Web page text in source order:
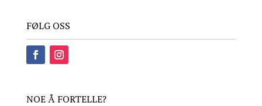
FØLG OSS
NOE Å FORTELLE?